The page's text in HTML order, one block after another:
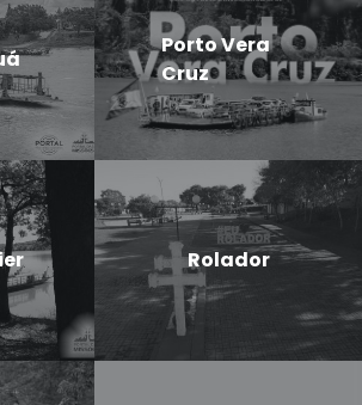
Porto Vera
Cruz
Rolador